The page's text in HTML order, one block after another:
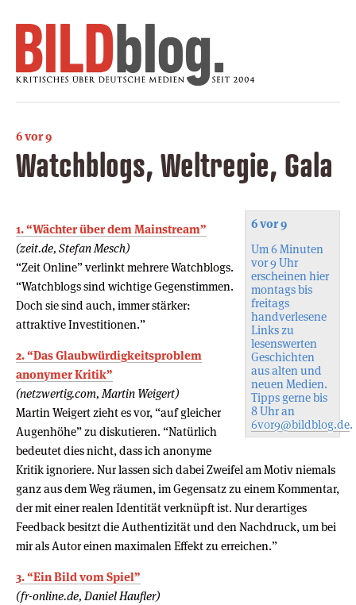
6 vor 9
Watchblogs, Weltregie, Gala
6 vor 9
Um 6 Minuten
vor 9 Uhr
erscheinen hier
montags bis
freitags
handverlesene
Links zu
lesenswerten
Geschichten
aus alten und
neuen Medien.
Tipps gerne bis
8 Uhr an
6vor9@bildblog.de.
1. “Wächter über dem Mainstream”
(zeit.de, Stefan Mesch)
“Zeit Online” verlinkt mehrere Watchblogs.
“Watchblogs sind wichtige Gegenstimmen.
Doch sie sind auch, immer stärker:
attraktive Investitionen.”
2. “Das Glaubwürdigkeitsproblem
anonymer Kritik”
(netzwertig.com, Martin Weigert)
Martin Weigert zieht es vor, “auf gleicher
Augenhöhe” zu diskutieren. “Natürlich
bedeutet dies nicht, dass ich anonyme
Kritik ignoriere. Nur lassen sich dabei Zweifel am Motiv niemals
ganz aus dem Weg räumen, im Gegensatz zu einem Kommentar,
der mit einer realen Identität verknüpft ist. Nur derartiges
Feedback besitzt die Authentizität und den Nachdruck, um bei
mir als Autor einen maximalen Effekt zu erreichen.”
3. “Ein Bild vom Spiel”
(fr-online.de, Daniel Haufler)